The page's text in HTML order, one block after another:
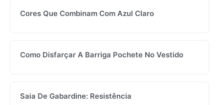
Cores Que Combinam Com Azul Claro
Como Disfarçar A Barriga Pochete No Vestido
Saia De Gabardine: Resistência